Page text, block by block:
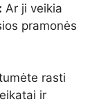
Ar ji veikia
pramonės
rasti
ir